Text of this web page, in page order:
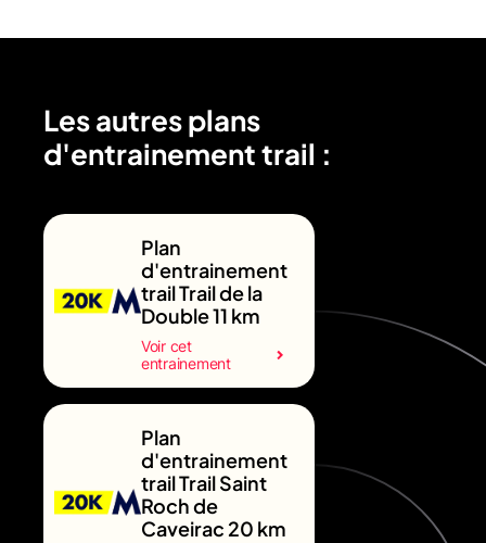
Les autres plans
d'entrainement trail :
Plan
d'entrainement
trail Trail de la
Double 11 km
Voir cet
entrainement
Plan
d'entrainement
trail Trail Saint
Roch de
Caveirac 20 km